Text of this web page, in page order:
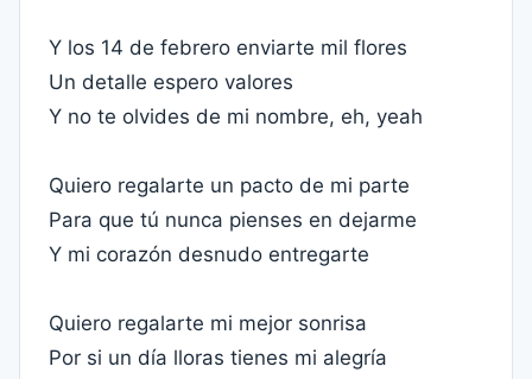
Y los 14 de febrero enviarte mil flores
Un detalle espero valores
Y no te olvides de mi nombre, eh, yeah
Quiero regalarte un pacto de mi parte
Para que tú nunca pienses en dejarme
Y mi corazón desnudo entregarte
Quiero regalarte mi mejor sonrisa
Por si un día lloras tienes mi alegría